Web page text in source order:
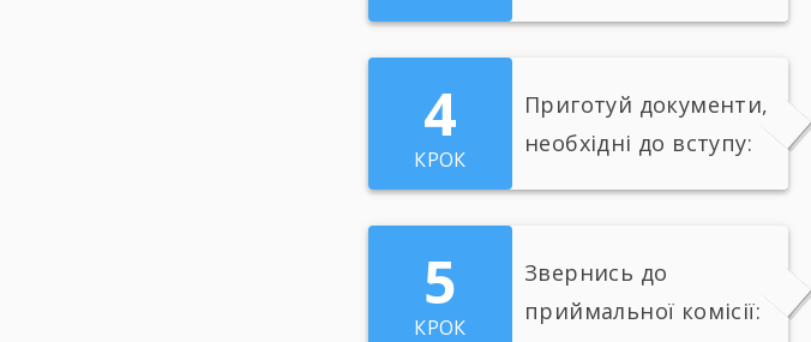
4
КРОК
Приготуй документи,
необхідні до вступу:
5
КРОК
Звернись до
приймальної комісії: